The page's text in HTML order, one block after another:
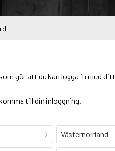
gör att du kan logga in med ditt
till din inloggning.
Västernorrland